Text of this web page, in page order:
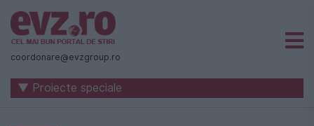
Știri
naționale
internaționale
coordonare@evzgroup.ro
▼ Proiecte speciale